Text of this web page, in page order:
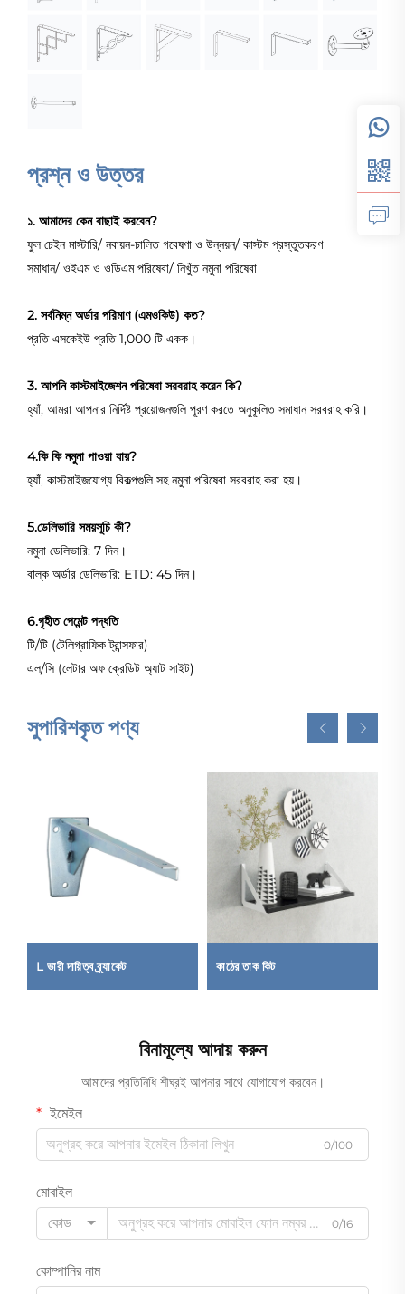
প্রশ্ন ও উত্তর
১. আমাদের কেন বাছাই করবেন?
ফুল চেইন মাস্টারি/ নবায়ন-চালিত গবেষণা ও উন্নয়ন/ কাস্টম প্রস্তুতকরণ
সমাধান/ ওইএম ও ওডিএম পরিষেবা/ নিখুঁত নমুনা পরিষেবা
2. সর্বনিম্ন অর্ডার পরিমাণ (এমওকিউ) কত?
প্রতি এসকেইউ প্রতি 1,000 টি একক।
3. আপনি কাস্টমাইজেশন পরিষেবা সরবরাহ করেন কি?
হ্যাঁ, আমরা আপনার নির্দিষ্ট প্রয়োজনগুলি পূরণ করতে অনুকূলিত সমাধান সরবরাহ করি।
4.কি কি নমুনা পাওয়া যায়?
হ্যাঁ, কাস্টমাইজযোগ্য বিকল্পগুলি সহ নমুনা পরিষেবা সরবরাহ করা হয়।
5.ডেলিভারি সময়সূচি কী?
নমুনা ডেলিভারি: 7 দিন।
বাল্ক অর্ডার ডেলিভারি: ETD: 45 দিন।
6.গৃহীত পেমেন্ট পদ্ধতি
টি/টি (টেলিগ্রাফিক ট্রান্সফার)
এল/সি (লেটার অফ ক্রেডিট অ্যাট সাইট)
সুপারিশকৃত পণ্য
L ভারী দায়িত্ব ব্র্যাকেট কাঠের তাক কিট
বিনামূল্যে আদায় করুন
আমাদের প্রতিনিধি শীঘ্রই আপনার সাথে যোগাযোগ করবেন।
ইমেইল
0/100
মোবাইল
কোড
0/16
কোম্পানির নাম